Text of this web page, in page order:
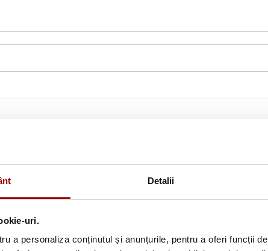
Detalii
uri.
a personaliza conținutul și anunțurile, pentru a oferi funcții